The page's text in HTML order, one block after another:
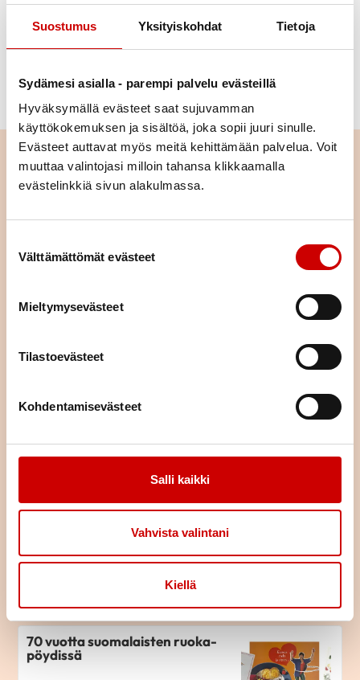
Suostumus Yksityiskohdat Tietoja
Sydämesi asialla - parempi palvelu evästeillä
Hyväksymällä evästeet saat sujuvamman
käyttökokemuksen ja sisältöä, joka sopii juuri sinulle.
Evästeet auttavat myös meitä kehittämään palvelua. Voit
muuttaa valintojasi milloin tahansa klikkaamalla
evästelinkkiä sivun alakulmassa.
Välttämättömät evästeet
Mieltymysevästeet
Tilastoevästeet
Kohdentamisevästeet
Salli kaikki
Vahvista valintani
Kiellä
intohimoinen luontoihminen, jonka sorsapaisti löytyy
kirjasta.
Terhi Friman, Antti Saraja, Luontoruokaa. Tarinoita
Lue seuraavaksi
sydäntä – näin työpäivään saa
LUE ARTIKKELI
Pitkä tie tahdistinhoidossa –
Maijaliisa Erkkolan
ruokavalion eriarvoisuutta
70 vuotta suomalaisten ruoka­
pöydissä